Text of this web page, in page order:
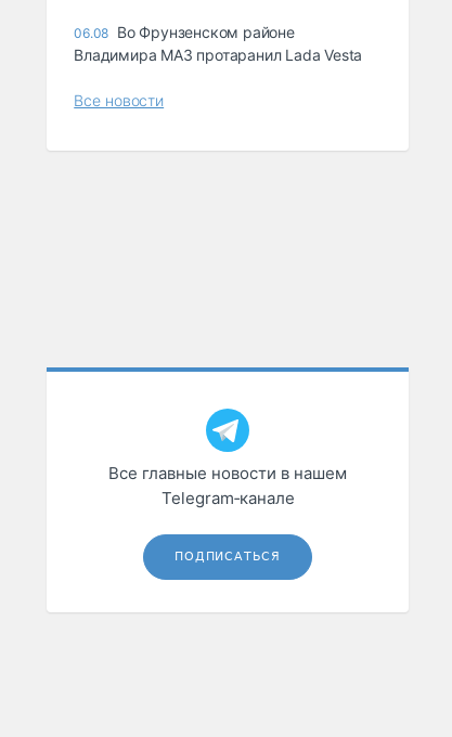
06.08 Во Фрунзенском районе
Владимира МАЗ протаранил Lada Vesta
Все новости
Все главные новости в нашем
Telegram‑канале
ПОДПИСАТЬСЯ